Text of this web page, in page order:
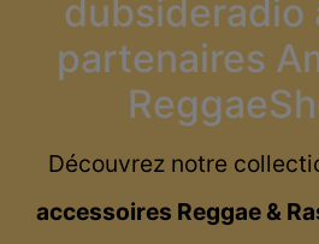
dubsideradio
partenaires
Découvrez notre
accessoires Reggae &